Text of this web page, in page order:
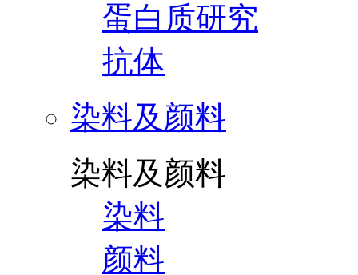
蛋白质研究
抗体
染料及颜料
染料及颜料
染料
颜料